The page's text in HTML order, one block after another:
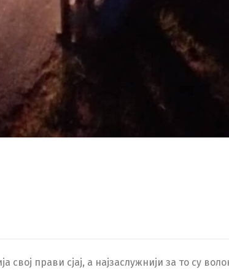
прави сјај, а најзаслужнији за то су